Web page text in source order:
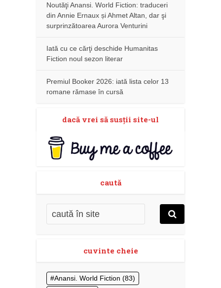
Noutăţi Anansi. World Fiction: traduceri
din Annie Ernaux și Ahmet Altan, dar şi
surprinzătoarea Aurora Venturini
Iată cu ce cărţi deschide Humanitas
Fiction noul sezon literar
Premiul Booker 2026: iată lista celor 13
romane rămase în cursă
dacă vrei să susţii site-ul
caută
cuvinte cheie
Anansi. World Fiction (83)